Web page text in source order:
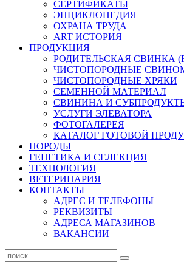
СЕРТИФИКАТЫ
ЭНЦИКЛОПЕДИЯ
ОХРАНА ТРУДА
ART ИСТОРИЯ
ПРОДУКЦИЯ
РОДИТЕЛЬСКАЯ СВИНКА
ЧИСТОПОРОДНЫЕ
ЧИСТОПОРОДНЫЕ ХРЯКИ
СЕМЕННОЙ МАТЕРИАЛ
СВИНИНА И
УСЛУГИ ЭЛЕВАТОРА
ФОТОГАЛЕРЕЯ
КАТАЛОГ ГОТОВОЙ
ПОРОДЫ
ГЕНЕТИКА И СЕЛЕКЦИЯ
ТЕХНОЛОГИЯ
ВЕТЕРИНАРИЯ
КОНТАКТЫ
АДРЕС И ТЕЛЕФОНЫ
РЕКВИЗИТЫ
АДРЕСА МАГАЗИНОВ
ВАКАНСИИ